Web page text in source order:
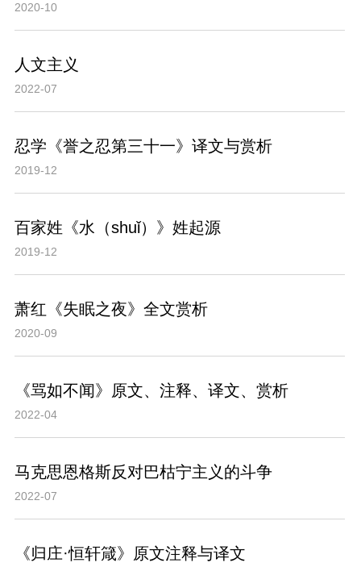
2020-10
人文主义
2022-07
忍学《誉之忍第三十一》译文与赏析
2019-12
百家姓《水（shuǐ）》姓起源
2019-12
萧红《失眠之夜》全文赏析
2020-09
《骂如不闻》原文、注释、译文、赏析
2022-04
马克思恩格斯反对巴枯宁主义的斗争
2022-07
《归庄·恒轩箴》原文注释与译文